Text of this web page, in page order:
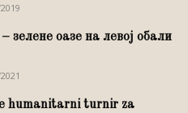
зелене оазе на левој обали
humanitarni turnir za